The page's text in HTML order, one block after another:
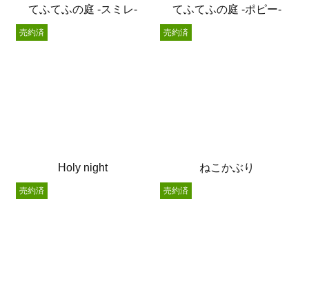
てふてふの庭 -スミレ- てふてふの庭 -ポピー-
Holy night
売約済
ねこかぶり
売約済
売約済 売約済